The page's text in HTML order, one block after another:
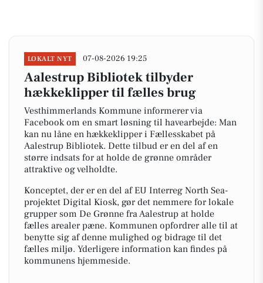
LOKALT NYT 07-08-2026 19:25
Aalestrup Bibliotek tilbyder
hækkeklipper til fælles brug
Vesthimmerlands Kommune informerer via
Facebook om en smart løsning til havearbejde: Man
kan nu låne en hækkeklipper i Fællesskabet på
Aalestrup Bibliotek. Dette tilbud er en del af en
større indsats for at holde de grønne områder
attraktive og velholdte.
Konceptet, der er en del af EU Interreg North Sea-
projektet Digital Kiosk, gør det nemmere for lokale
grupper som De Grønne fra Aalestrup at holde
fælles arealer pæne. Kommunen opfordrer alle til at
benytte sig af denne mulighed og bidrage til det
fælles miljø. Yderligere information kan findes på
kommunens hjemmeside.